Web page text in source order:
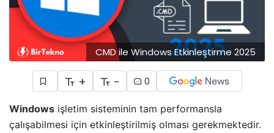
CMD ile Windows Etkinleştirme 2025
+ - 0
Windows işletim sisteminin tam performansla
çalışabilmesi için etkinleştirilmiş olması gerekmektedir.